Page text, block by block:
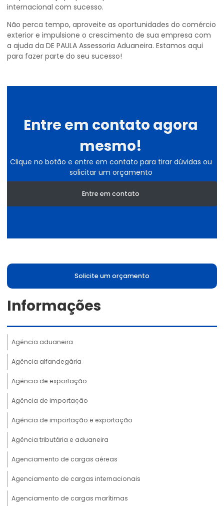
internacional com sucesso.
Não perca tempo, aproveite as oportunidades do comércio
exterior e impulsione o crescimento de sua empresa com
a ajuda da DE PAULA Assessoria Aduaneira. Estamos aqui
para fazer parte do seu sucesso!
Entre em contato agora
mesmo!
Clique no botão e entre em contato para tirar dúvidas ou
solicitar um orçamento
Entre em contato
Solicite um orçamento
Informações
Agência aduaneira
Agência alfandegária
Agência de exportação
Agência de importação
Agência de importação e exportação
Agência tributária e aduaneira
Agenciamento de cargas aéreas
Agenciamento de cargas internacionais
Agenciamento de cargas marítimas